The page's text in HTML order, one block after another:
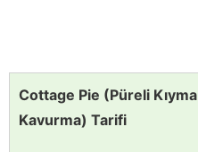
Cottage Pie (Püreli Kıyma
Kavurma) Tarifi